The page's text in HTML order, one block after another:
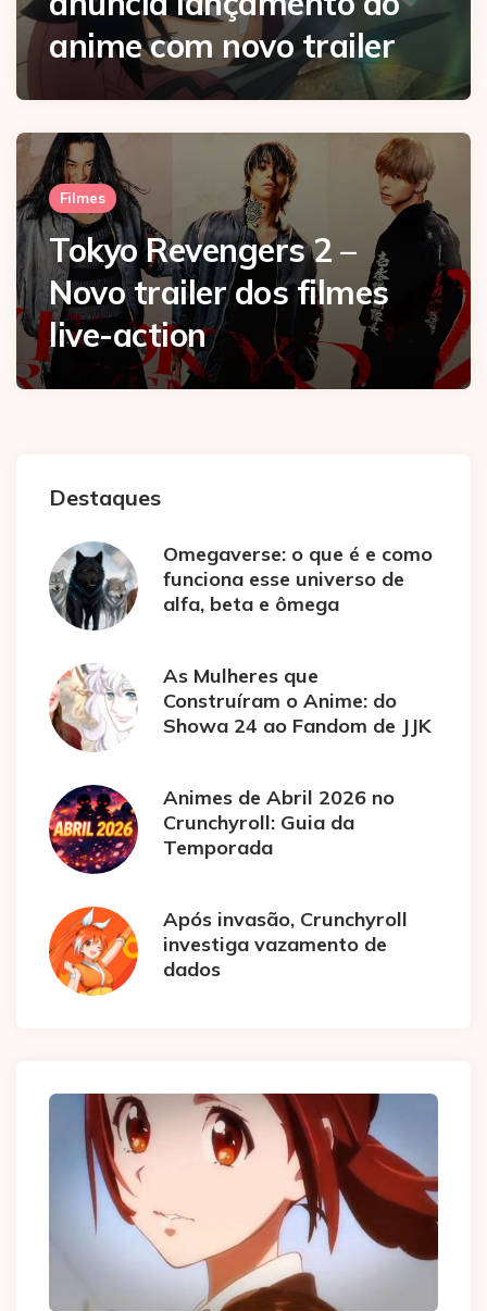
anime com novo trailer
Filmes
Tokyo Revengers 2 –
Novo trailer dos filmes
live-action
Destaques
Omegaverse: o que é e como
funciona esse universo de
alfa, beta e ômega
As Mulheres que
Construíram o Anime: do
Showa 24 ao Fandom de JJK
Animes de Abril 2026 no
Crunchyroll: Guia da
Temporada
Após invasão, Crunchyroll
investiga vazamento de
dados